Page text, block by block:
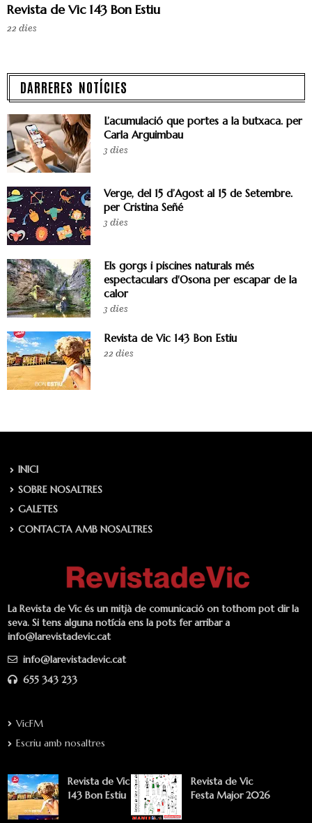
Revista de Vic 143 Bon Estiu
22 dies
DARRERES NOTÍCIES
L’acumulació que portes a la butxaca. per
Carla Arguimbau
3 dies
Verge, del 15 d’Agost al 15 de Setembre.
per Cristina Señé
3 dies
Els gorgs i piscines naturals més
espectaculars d'Osona per escapar de la
calor
3 dies
Revista de Vic 143 Bon Estiu
22 dies
INICI
SOBRE NOSALTRES
GALETES
CONTACTA AMB NOSALTRES
La Revista de Vic és un mitjà de comunicació on tothom pot dir la
seva. Si tens alguna notícia ens la pots fer arribar a
info@larevistadevic.cat
info@larevistadevic.cat
655 343 233
VicFM
Escriu amb nosaltres
Revista de Vic
143 Bon Estiu
Revista de Vic
Festa Major 2026